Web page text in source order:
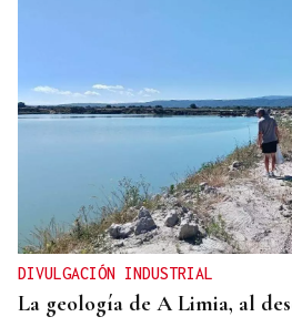
DIVULGACIÓN INDUSTRIAL
La geología de A Limia, al